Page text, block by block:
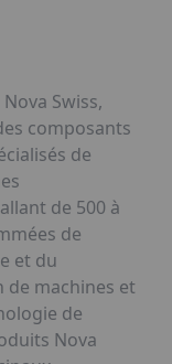
Swiss,
composants
de
de 500 à
de
et du
machines et
de
Nova